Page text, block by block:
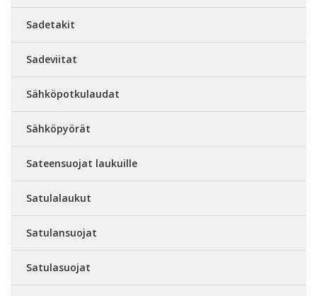
Sadetakit
Sadeviitat
Sähköpotkulaudat
Sähköpyörät
Sateensuojat laukuille
Satulalaukut
Satulansuojat
Satulasuojat